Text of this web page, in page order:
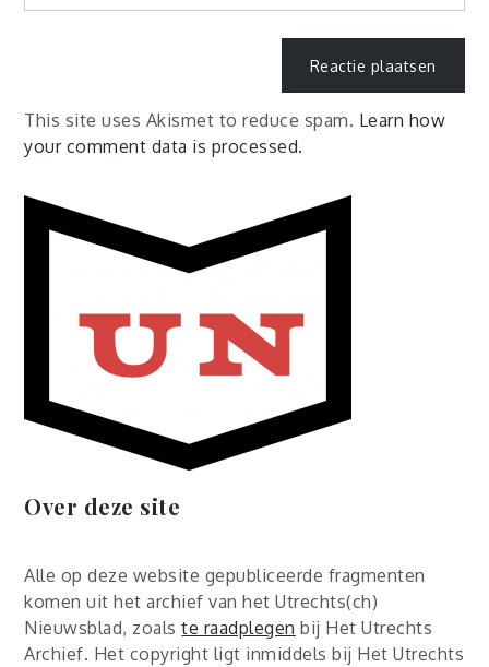
This site uses Akismet to reduce spam. Learn how
your comment data is processed.
Over deze site
Alle op deze website gepubliceerde fragmenten
komen uit het archief van het Utrechts(ch)
Nieuwsblad, zoalste raadplegen bij Het Utrechts
Archief. Het copyright ligt inmiddels bij Het Utrechts